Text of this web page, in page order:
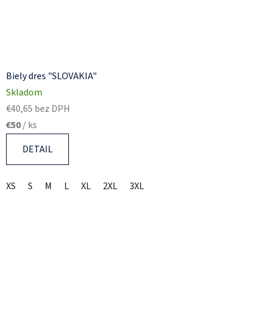
Biely dres "SLOVAKIA"
Skladom
€40,65 bez DPH
€50/ ks
DETAIL
XS S M L XL 2XL 3XL